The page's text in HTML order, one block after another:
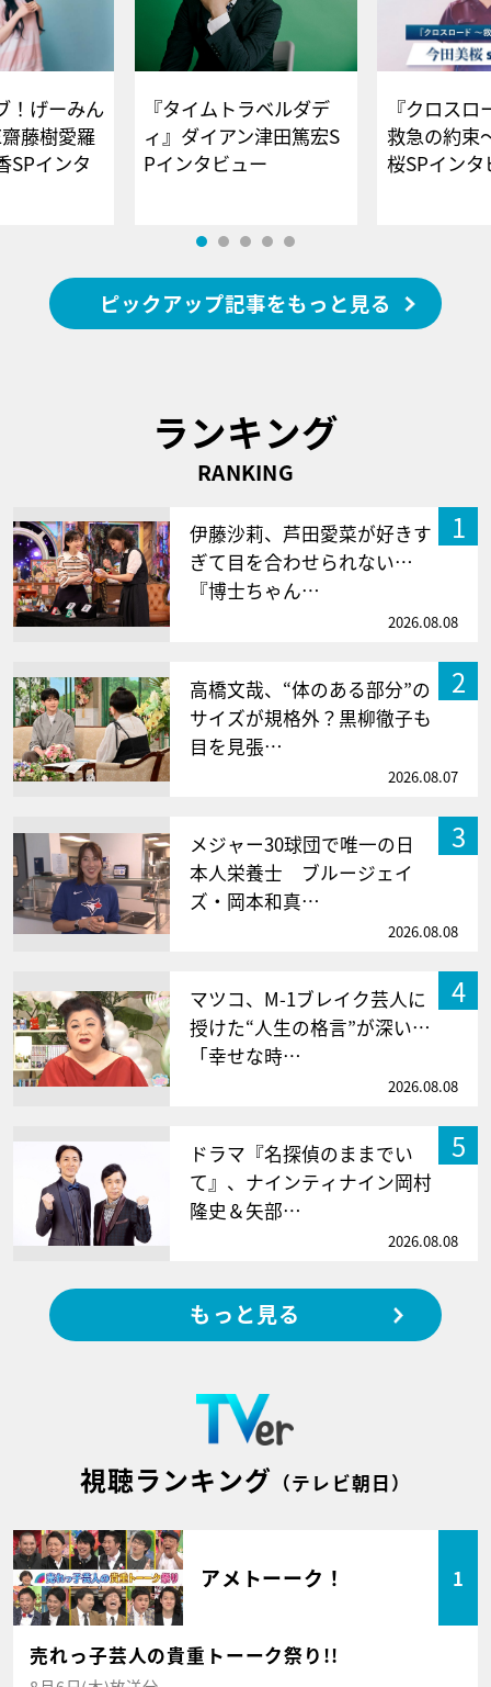
！げーみん
藤樹愛羅
SPインタ
『タイムトラベルダデ
ィ』ダイアン津田篤宏S
Pインタビュー
『クロス
救急の約束
桜SPイ
ピックアップ記事をもっと見る
ランキング
RANKING
1
伊藤沙莉、芦田愛菜が好きす
ぎて目を合わせられない…
『博士ちゃん…
2026.08.08
2
高橋文哉、“体のある部分”の
サイズが規格外？黒柳徹子も
目を見張…
2026.08.07
3
メジャー30球団で唯一の日
本人栄養士 ブルージェイ
ズ・岡本和真…
2026.08.08
4
マツコ、M-1ブレイク芸人に
授けた“人生の格言”が深い…
「幸せな時…
2026.08.08
5
ドラマ『名探偵のままでい
て』、ナインティナイン岡村
隆史＆矢部…
2026.08.08
もっと見る
視聴ランキング （テレビ朝日）
アメトーーク！ 1
売れっ子芸人の貴重トーーク祭り!!